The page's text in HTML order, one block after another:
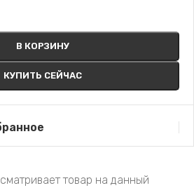
В КОРЗИНУ
КУПИТЬ СЕЙЧАС
товар на данный